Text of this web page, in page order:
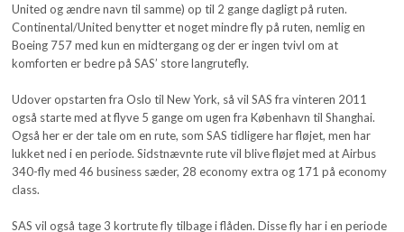
United og ændre navn til samme) op til 2 gange dagligt på ruten.
Continental/United benytter et noget mindre fly på ruten, nemlig en
Boeing 757 med kun en midtergang og der er ingen tvivl om at
komforten er bedre på SAS’ store langrutefly.
Udover opstarten fra Oslo til New York, så vil SAS fra vinteren 2011
også starte med at flyve 5 gange om ugen fra København til Shanghai.
Også her er der tale om en rute, som SAS tidligere har fløjet, men har
lukket ned i en periode. Sidstnævnte rute vil blive fløjet med at Airbus
340-fly med 46 business sæder, 28 economy extra og 171 på economy
class.
SAS vil også tage 3 kortrute fly tilbage i flåden. Disse fly har i en periode